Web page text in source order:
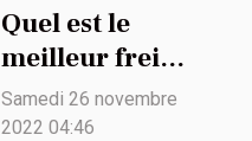
Quel est le
meilleur frein
pour votre
voiture ?
Samedi 26 novembre
2022 04:46